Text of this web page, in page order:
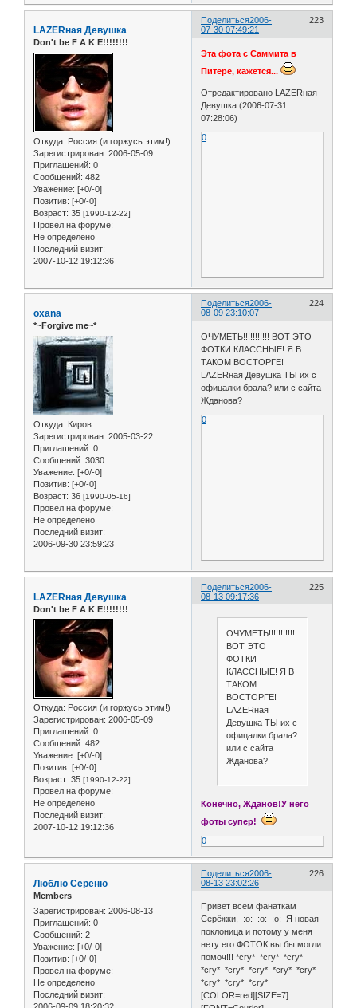
Поделиться 223
2006-
07-30 07:49:21
LAZERная Девушка
Don't be F A K E!!!!!!!!
Откуда: Россия (и горжусь этим!)
Зарегистрирован: 2006-05-09
Приглашений: 0
Сообщений: 482
Уважение: [+0/-0]
Позитив: [+0/-0]
Возраст: 35 [1990-12-22]
Провел на форуме:
Не определено
Последний визит:
2007-10-12 19:12:36
Эта фота с Саммита в
Питере, кажется...
Отредактировано LAZERная
Девушка (2006-07-31
07:28:06)
0
Поделиться 224
2006-
08-09 23:10:07
oxana
*~Forgive me~*
Откуда: Киров
Зарегистрирован: 2005-03-22
Приглашений: 0
Сообщений: 3030
Уважение: [+0/-0]
Позитив: [+0/-0]
Возраст: 36 [1990-05-16]
Провел на форуме:
Не определено
Последний визит:
2006-09-30 23:59:23
ОЧУМЕТЬ!!!!!!!!!!! ВОТ ЭТО
ФОТКИ КЛАССНЫЕ! Я В
ТАКОМ ВОСТОРГЕ!
LAZERная Девушка ТЫ их с
офицалки брала? или с сайта
Жданова?
0
Поделиться 225
2006-
08-13 09:17:36
LAZERная Девушка
Don't be F A K E!!!!!!!!
Откуда: Россия (и горжусь этим!)
Зарегистрирован: 2006-05-09
Приглашений: 0
Сообщений: 482
Уважение: [+0/-0]
Позитив: [+0/-0]
Возраст: 35 [1990-12-22]
Провел на форуме:
Не определено
Последний визит:
2007-10-12 19:12:36
ОЧУМЕТЬ!!!!!!!!!!!
ВОТ ЭТО
ФОТКИ
КЛАССНЫЕ! Я В
ТАКОМ
ВОСТОРГЕ!
LAZERная
Девушка ТЫ их с
офицалки брала?
или с сайта
Жданова?
Конечно, Жданов!У него
фоты супер!
0
Поделиться 226
2006-
08-13 23:02:26
Люблю Серёню
Members
Зарегистрирован: 2006-08-13
Приглашений: 0
Сообщений: 2
Уважение: [+0/-0]
Позитив: [+0/-0]
Провел на форуме:
Не определено
Последний визит:
Привет всем фанаткам
Серёжки, :o: :o: :o: Я новая
поклоница и потому у меня
нету его ФОТОК вы бы могли
помоч!!! *cry* *cry* *cry*
*cry* *cry* *cry* *cry* *cry*
*cry* *cry* *cry*
[COLOR=red][SIZE=7]